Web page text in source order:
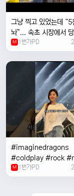
그냥 찍고 있었는데 “5
놔”... 속초 시장에서
M 1번가PD
#imaginedragons
#coldplay #rock
#concert
M 1번가PD